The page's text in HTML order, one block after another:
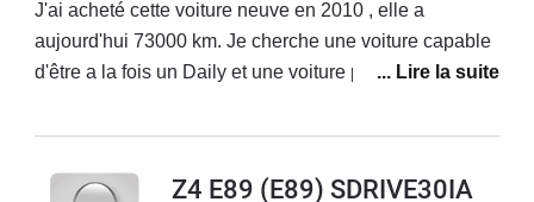
J'ai acheté cette voiture neuve en 2010 , elle a
aujourd'hui 73000 km. Je cherche une voiture capable
d'être a la fois un Daily et une voiture plaisir , la Z4 E89
polyvalence.La consommation , sous les 10L de
étonnamment facile a utiliser au quotidien , confortable
Z4 E89 (E89) SDRIVE30IA